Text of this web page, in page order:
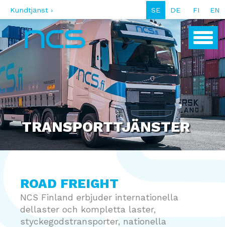
Kundtjänst › SE DE FI EN
TRANSPORTTJÄNSTER
ROAD FREIGHT
NCS Finland erbjuder internationella
dellaster och kompletta laster,
styckegodstransporter, nationella